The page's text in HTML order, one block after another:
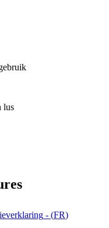
lus
- (FR)